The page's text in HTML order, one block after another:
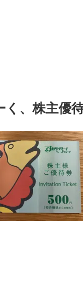
く、株主優